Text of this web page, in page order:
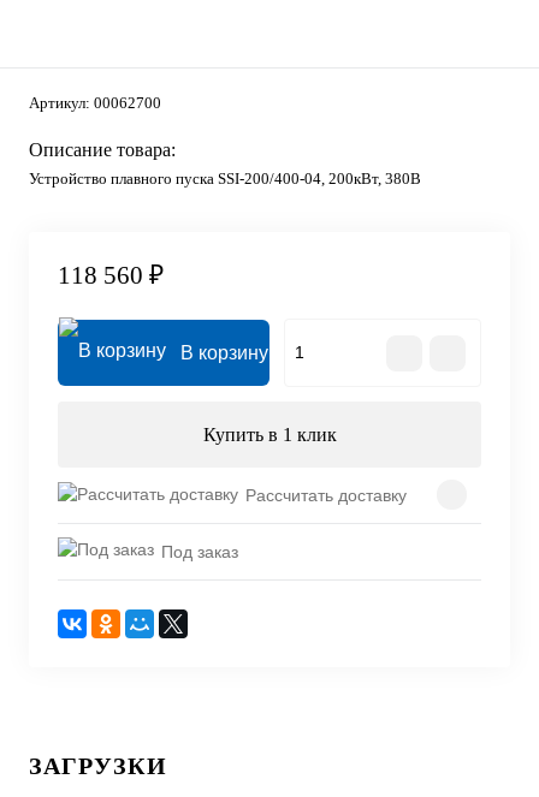
Артикул: 00062700
Описание товара:
Устройство плавного пуска SSI-200/400-04, 200кВт, 380В
118 560 ₽
В корзину
Купить в 1 клик
Рассчитать доставку
Под заказ
ЗАГРУЗКИ